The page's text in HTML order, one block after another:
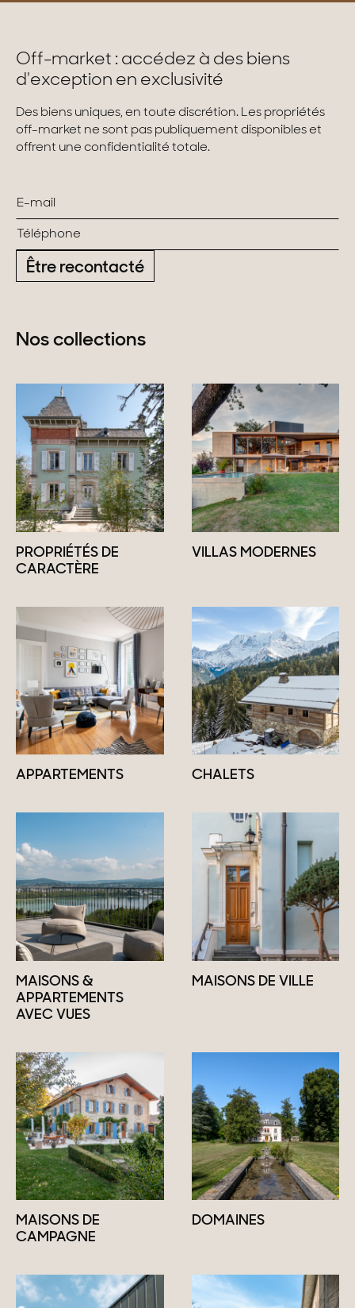
Off-market : accédez à des biens
d'exception en exclusivité
Des biens uniques, en toute discrétion. Les propriétés
off-market ne sont pas publiquement disponibles et
offrent une confidentialité totale.
Être recontacté
Nos collections
PROPRIÉTÉS DE
CARACTÈRE
VILLAS MODERNES
APPARTEMENTS CHALETS
MAISONS &
APPARTEMENTS
AVEC VUES
MAISONS DE VILLE
MAISONS DE
CAMPAGNE
DOMAINES